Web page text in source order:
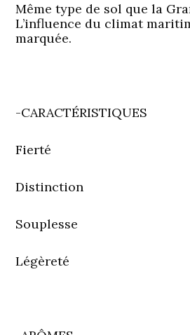
Même type de sol que la
L’influence du climat
marquée.
-CARACTÉRISTIQUES
Fierté
Distinction
Souplesse
Légèreté